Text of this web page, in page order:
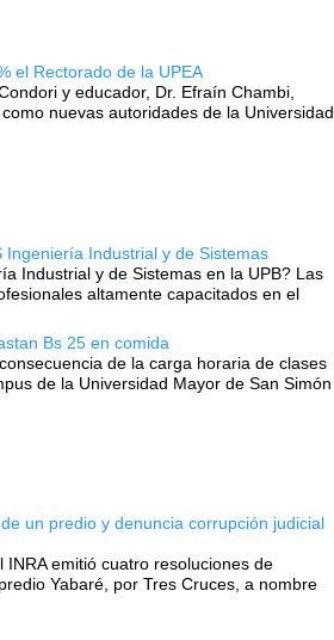
el Rectorado de la UPEA
y educador, Dr. Efraín Chambi,
nuevas autoridades de la Universidad
Ingeniería Industrial y de Sistemas
Industrial y de Sistemas en la UPB? Las
altamente capacitados en el
Bs 25 en comida
de la carga horaria de clases
de la Universidad Mayor de San Simón
un predio y denuncia corrupción judicial
INRA emitió cuatro resoluciones de
Yabaré, por Tres Cruces, a nombre